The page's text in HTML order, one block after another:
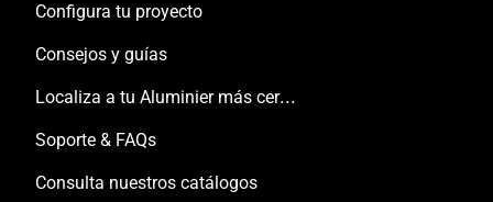
Configura tu proyecto
Consejos y guías
Localiza a tu Aluminier más cercano
Soporte & FAQs
Consulta nuestros catálogos